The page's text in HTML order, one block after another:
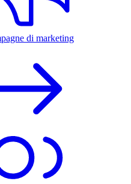
di marketing